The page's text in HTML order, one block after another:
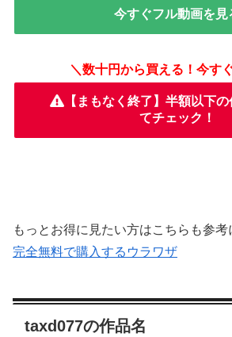
今すぐフル動画を見
＼数十円から買える！今す
【まもなく終了】半額以下
てチェック！
もっとお得に見たい方はこちらも参考
完全無料で購入するウラワザ
taxd077の作品名